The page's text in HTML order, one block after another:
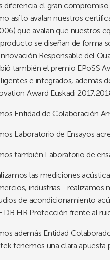
diferencia el gran
así lo avalan nuestros
que avalan que nuestros
se diseñan de forma
Responsable del
también el premio EPoSS
e integrados, además
Award Euskadi
Entidad de Colaboración
Laboratorio de Ensayos
también Laboratorio de
las mediciones
industrias… realizamos
de acondicionamiento
HR Protección frente al
además Entidad
tenemos una clara apuesta